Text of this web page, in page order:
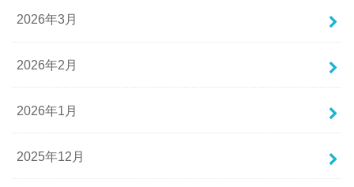
2026年3月
2026年2月
2026年1月
2025年12月